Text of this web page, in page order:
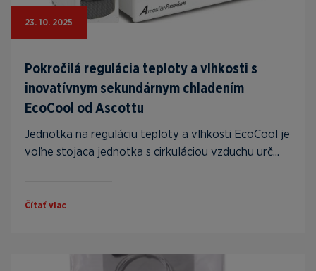
23. 10. 2025
Pokročilá regulácia teploty a vlhkosti s
inovatívnym sekundárnym chladením
EcoCool od Ascottu
Jednotka na reguláciu teploty a vlhkosti EcoCool je
voľne stojaca jednotka s cirkuláciou vzduchu urč...
Čítať viac